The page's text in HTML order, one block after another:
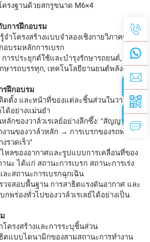
รงฐานด้วยสกรูขนาด M6×4
บการฝึกอบรม
จำโครงสร้างแบบจำลองเชิงกายวิภาคของ
อบรมหลักการเบรก
การประยุกต์ใช้และบำรุงรักษารถยนต์, การ
ษารถบรรทุก, เทคโนโลยียานยนต์พลังงาน
รฝึกอบรม
ดตั้ง และหน้าที่ของแต่ละชิ้นส่วนในวาล์วเร
ได้อย่างแม่นยำ
หลักของวาล์วเรเลย์อย่างลึกซึ้ง: "สัญญาณ
านของวาล์วหลัก → การเบรกของรถพ่วง →
รวดเร็ว"
หลของอากาศและรูปแบบการเคลื่อนที่ของ
ะ ได้แก่ สถานะการเบรก สถานะการเร่ง
ะสถานะการเบรกฉุกเฉิน
วจสอบพื้นฐาน การสาธิตแรงดันอากาศ และ
พร่องทั่วไปของวาล์วเรเลย์ได้อย่างเป็น
โครงสร้างและการระบุชิ้นส่วน
ตแบบไดนามิกของสามสถานะการทำงาน